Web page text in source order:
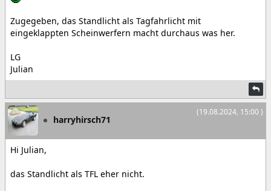
Zugegeben, das Standlicht als Tagfahrlicht mit
eingeklappten Scheinwerfern macht durchaus was her.
LG
Julian
(19.08.2024, 15:00 )
harryhirsch71
Hi Julian,
das Standlicht als TFL eher nicht.